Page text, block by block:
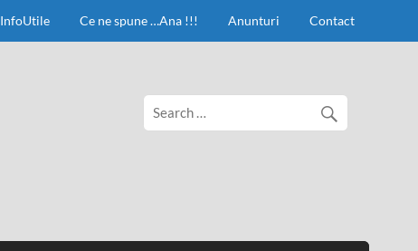
InfoUtile Ce ne spune …Ana !!! Anunturi Contact